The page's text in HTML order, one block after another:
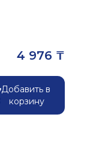
4 976 ₸
Добавить в
корзину